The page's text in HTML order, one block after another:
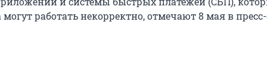
могут работать некорректно, отмечают 8 мая в